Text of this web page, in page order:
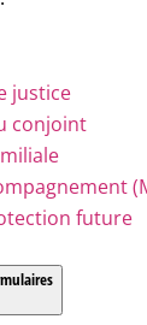
justice
conjoint
future